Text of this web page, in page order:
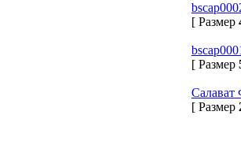
[ Размер
[ Размер
Салават
[ Размер